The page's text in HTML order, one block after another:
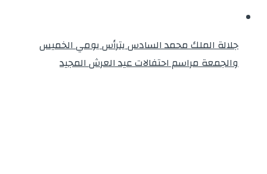
جلالة الملك محمد السادس يترأس يومي الخميس
والجمعة مراسم احتفالات عيد العرش المجيد